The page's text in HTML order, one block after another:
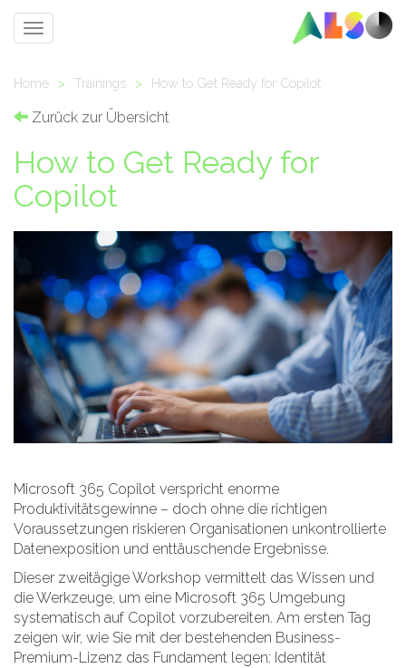
Toggle
Home > Trainings > How to Get Ready for Copilot
Zurück zur Übersicht
How to Get Ready for
Copilot
Microsoft 365 Copilot verspricht enorme
Produktivitätsgewinne – doch ohne die richtigen
Voraussetzungen riskieren Organisationen unkontrollierte
Datenexposition und enttäuschende Ergebnisse.
Dieser zweitägige Workshop vermittelt das Wissen und
die Werkzeuge, um eine Microsoft 365 Umgebung
systematisch auf Copilot vorzubereiten. Am ersten Tag
zeigen wir, wie Sie mit der bestehenden Business-
Premium-Lizenz das Fundament legen: Identität